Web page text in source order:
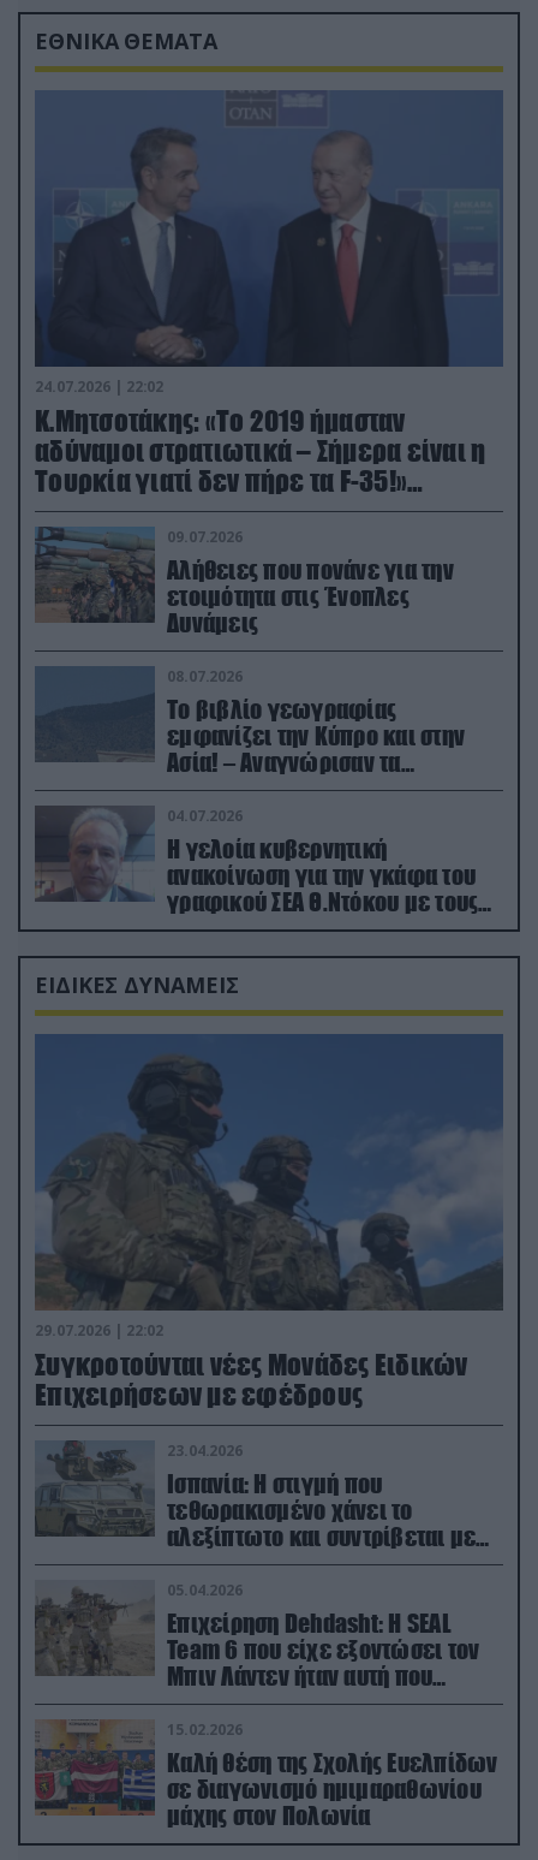
ΕΘΝΙΚΑ ΘΕΜΑΤΑ
24.07.2026 | 22:02
Κ.Μητσοτάκης: «Το 2019 ήμασταν
αδύναμοι στρατιωτικά – Σήμερα είναι η
Τουρκία γιατί δεν πήρε τα F-35!»
(βίντεο)
09.07.2026
Αλήθειες που πονάνε για την
ετοιμότητα στις Ένοπλες
Δυνάμεις
08.07.2026
Το βιβλίο γεωγραφίας
εμφανίζει την Κύπρο και στην
Ασία! – Αναγνώρισαν τα
κατεχόμενα; (φωτο)
04.07.2026
Η γελοία κυβερνητική
ανακοίνωση για την γκάφα του
γραφικού ΣΕΑ Θ.Ντόκου με τους
Ρώσους φαρσέρ
ΕΙΔΙΚΕΣ ΔΥΝΑΜΕΙΣ
29.07.2026 | 22:02
Συγκροτούνται νέες Μονάδες Ειδικών
Επιχειρήσεων με εφέδρους
23.04.2026
Ισπανία: Η στιγμή που
τεθωρακισμένο χάνει το
αλεξίπτωτο και συντρίβεται με
ορμή στο έδαφος (βίντεο)
05.04.2026
Επιχείρηση Dehdasht: Η SEAL
Team 6 που είχε εξοντώσει τον
Μπιν Λάντεν ήταν αυτή που
διέσωσε τον πιλότο του F-15
15.02.2026
Καλή θέση της Σχολής Ευελπίδων
σε διαγωνισμό ημιμαραθωνίου
μάχης στον Πολωνία